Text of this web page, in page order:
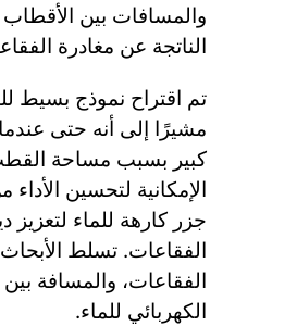
والمسافات بين
الناتجة عن مغادرة
تم اقتراح نموذج بسيط
مشيرًا إلى أنه حتى
كبير بسبب مساحة
الإمكانية لتحسين
جزر كارهة للماء لتعزيز
الفقاعات. تسلط
الفقاعات، والمسافة بين
الكهربائي للماء.